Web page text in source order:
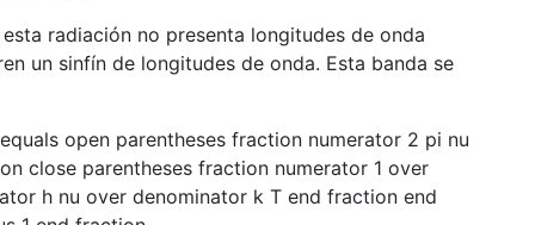
radiación no presenta longitudes de onda
un sinfín de longitudes de onda. Esta banda se